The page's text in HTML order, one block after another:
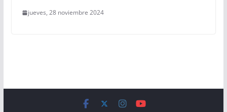
jueves, 28 noviembre 2024